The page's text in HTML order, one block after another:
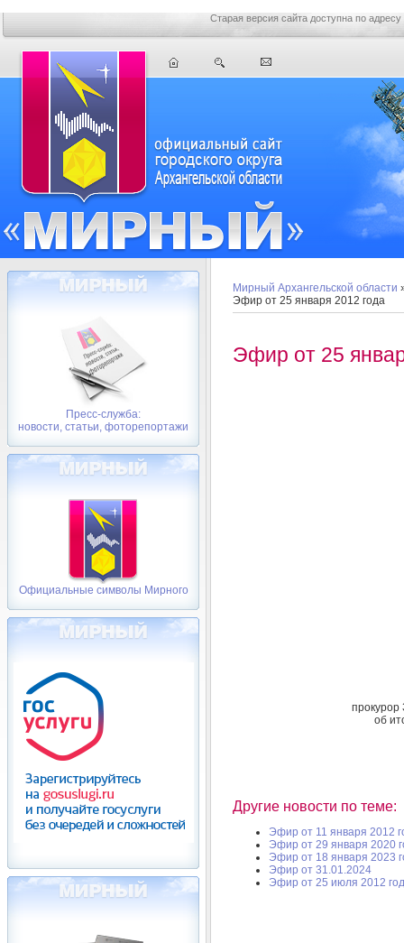
Старая версия сайта доступна по адресу
Пресс-служба:
новости, статьи, фоторепортажи
Официальные символы Мирного
Мирный Архангельской области
Эфир от 25 января 2012 года
Эфир от 25
об
Другие новости по теме:
Эфир от 11 января 2012
Эфир от 29 января 2020
Эфир от 18 января 2023
Эфир от 31.01.2024
Эфир от 25 июля 2012